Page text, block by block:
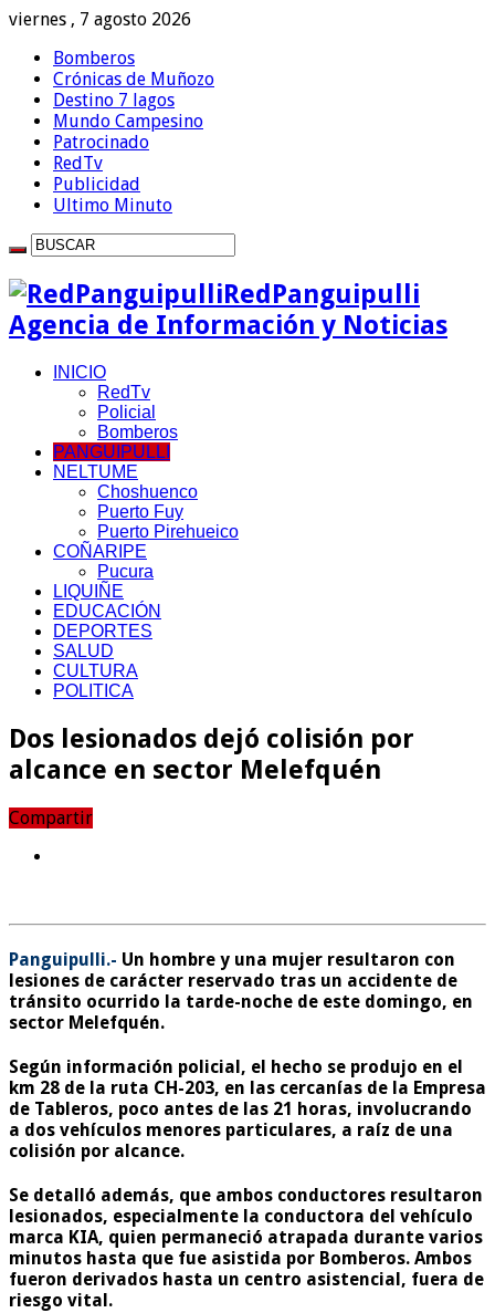
viernes , 7 agosto 2026
Bomberos
Crónicas de Muñozo
Destino 7 lagos
Mundo Campesino
Patrocinado
RedTv
Publicidad
Ultimo Minuto
RedPanguipulli
Agencia de Información y Noticias
INICIO
RedTv
Policial
Bomberos
PANGUIPULLI
NELTUME
Choshuenco
Puerto Fuy
Puerto Pirehueico
COÑARIPE
Pucura
LIQUIÑE
EDUCACIÓN
DEPORTES
SALUD
CULTURA
POLITICA
Dos lesionados dejó colisión por
alcance en sector Melefquén
Compartir
Panguipulli.- Un hombre y una mujer resultaron con
lesiones de carácter reservado tras un accidente de
tránsito ocurrido la tarde-noche de este domingo, en
sector Melefquén.
Según información policial, el hecho se produjo en el
km 28 de la ruta CH-203, en las cercanías de la Empresa
de Tableros, poco antes de las 21 horas, involucrando
a dos vehículos menores particulares, a raíz de una
colisión por alcance.
Se detalló además, que ambos conductores resultaron
lesionados, especialmente la conductora del vehículo
marca KIA, quien permaneció atrapada durante varios
minutos hasta que fue asistida por Bomberos. Ambos
fueron derivados hasta un centro asistencial, fuera de
riesgo vital.